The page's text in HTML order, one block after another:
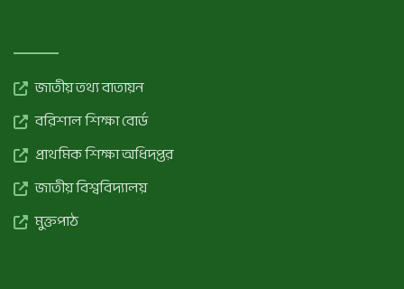
জাতীয় তথ্য বাতায়ন
বরিশাল শিক্ষা বোর্ড
প্রাথমিক শিক্ষা অধিদপ্তর
জাতীয় বিশ্ববিদ্যালয়
মুক্তপাঠ